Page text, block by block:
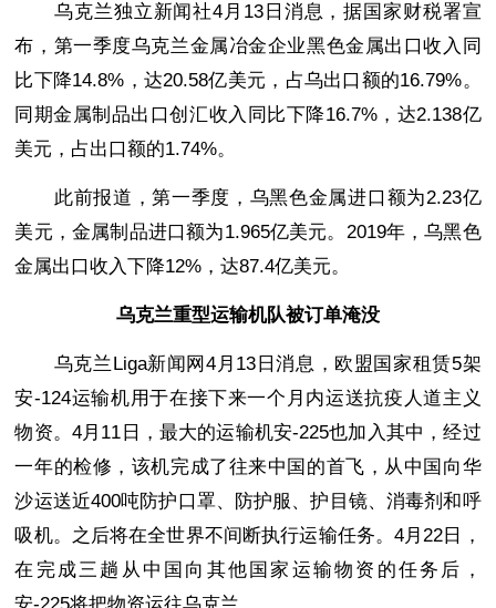
乌克兰独立新闻社4月13日消息，据国家财税署宣
布，第一季度乌克兰金属冶金企业黑色金属出口收入同
比下降14.8%，达20.58亿美元，占乌出口额的16.79%。
同期金属制品出口创汇收入同比下降16.7%，达2.138亿
美元，占出口额的1.74%。
此前报道，第一季度，乌黑色金属进口额为2.23亿
美元，金属制品进口额为1.965亿美元。2019年，乌黑色
金属出口收入下降12%，达87.4亿美元。
乌克兰重型运输机队被订单淹没
乌克兰Liga新闻网4月13日消息，欧盟国家租赁5架
安-124运输机用于在接下来一个月内运送抗疫人道主义
物资。4月11日，最大的运输机安-225也加入其中，经过
一年的检修，该机完成了往来中国的首飞，从中国向华
沙运送近400吨防护口罩、防护服、护目镜、消毒剂和呼
吸机。之后将在全世界不间断执行运输任务。4月22日，
在完成三趟从中国向其他国家运输物资的任务后，